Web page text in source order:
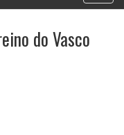
do Vasco